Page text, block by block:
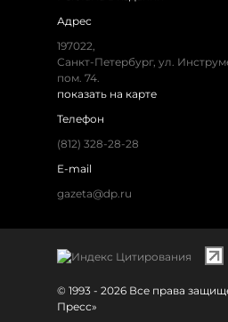
Адрес
197022,
Санкт-Петербург, ул.
пом. 74.
показать на карте
Телефон
(812) 328-28-28
E-mail
gazeta@dp.ru
© 1993 - 2026 Все права
Пресс»